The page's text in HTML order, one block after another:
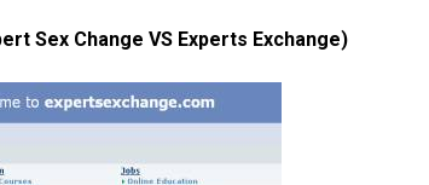
Sex Change VS Experts Exchange)